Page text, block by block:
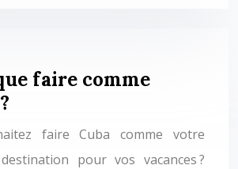
faire comme
faire Cuba comme votre
pour vos vacances ?